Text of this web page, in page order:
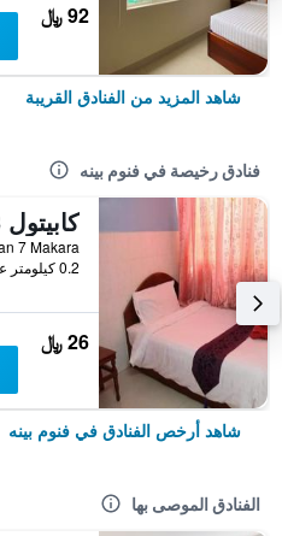
92 ﷼
شاهد المزيد من الفنادق القريبة
فنادق رخيصة في فنوم بينه
0.2 كيلومتر عن وسط المدينة
26 ﷼
شاهد أرخص الفنادق في فنوم بينه
الفنادق الموصى بها